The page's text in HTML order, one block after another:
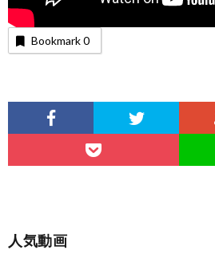
Bookmark0
人気動画